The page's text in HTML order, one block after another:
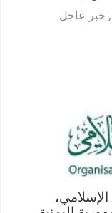
, خبر عاجل